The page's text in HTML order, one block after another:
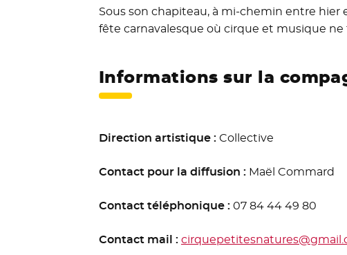
Sous son chapiteau, à mi-chemin entre hier
fête carnavalesque où cirque et musique
Informations sur la
Direction artistique : Collective
Contact pour la diffusion : Maël Commard
Contact téléphonique : 07 84 44 49 80
Contact mail :